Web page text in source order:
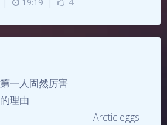
一人固然厉害
理由
Arctic eggs